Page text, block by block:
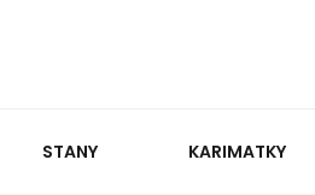
STANY KARIMATKY